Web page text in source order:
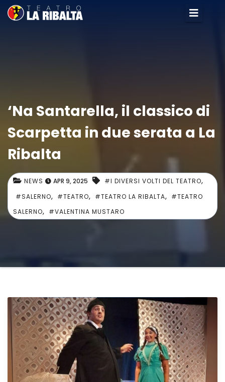
‘Na Santarella, il classico di
Scarpetta in due serata a La
Ribalta
NEWS APR 9, 2025 #I DIVERSI VOLTI DEL TEATRO,
#SALERNO, #TEATRO, #TEATRO LA RIBALTA, #TEATRO
SALERNO, #VALENTINA MUSTARO